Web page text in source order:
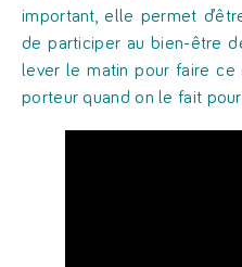
important, elle permet
de participer au bien-être
lever le matin pour faire ce
porteur quand on le fait